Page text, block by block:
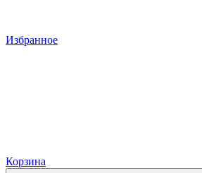
Избранное
Корзина